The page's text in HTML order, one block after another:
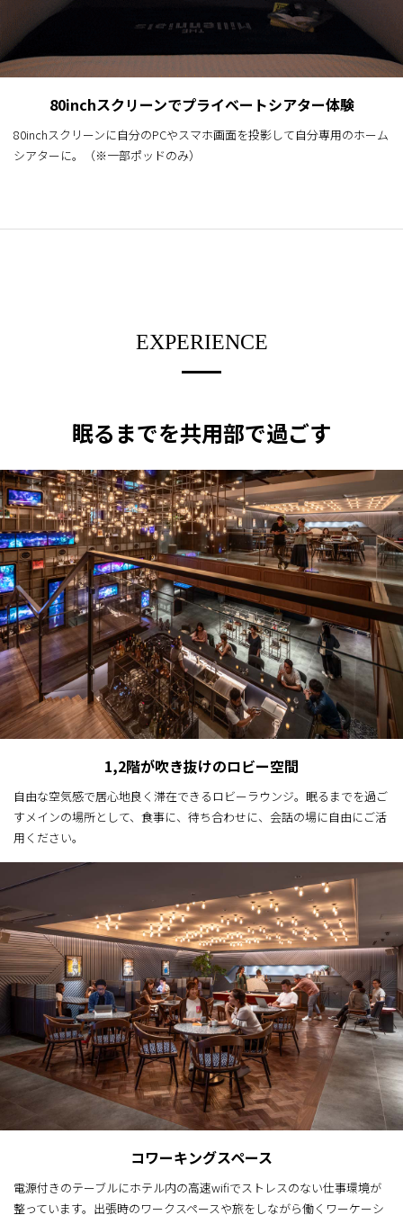
80inchスクリーンでプライベートシアター体験
80inchスクリーンに自分のPCやスマホ画面を投影して自分専用のホーム
シアターに。（※一部ポッドのみ）
EXPERIENCE
眠るまでを共用部で過ごす
1,2階が吹き抜けのロビー空間
自由な空気感で居心地良く滞在できるロビーラウンジ。眠るまでを過ご
すメインの場所として、食事に、待ち合わせに、会話の場に自由にご活
用ください。
コワーキングスペース
電源付きのテーブルにホテル内の高速wifiでストレスのない仕事環境が
整っています。出張時のワークスペースや旅をしながら働くワーケーシ